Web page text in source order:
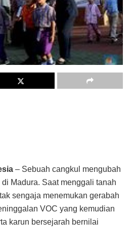
– Sebuah cangkul mengubah
Madura. Saat menggali tanah
sengaja menemukan gerabah
VOC yang kemudian
karun bersejarah bernilai